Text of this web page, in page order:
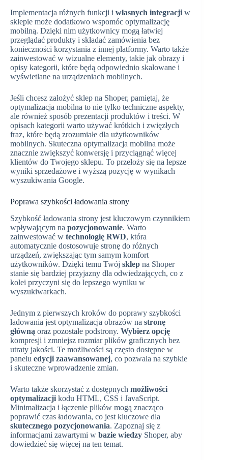
Implementacja różnych funkcji i własnych integracji w
sklepie może dodatkowo wspomóc optymalizację
mobilną. Dzięki nim użytkownicy mogą łatwiej
przeglądać produkty i składać zamówienia bez
konieczności korzystania z innej platformy. Warto także
zainwestować w wizualne elementy, takie jak obrazy i
opisy kategorii, które będą odpowiednio skalowane i
wyświetlane na urządzeniach mobilnych.
Jeśli chcesz założyć sklep na Shoper, pamiętaj, że
optymalizacja mobilna to nie tylko techniczne aspekty,
ale również sposób prezentacji produktów i treści. W
opisach kategorii warto używać krótkich i zwięzłych
fraz, które będą zrozumiałe dla użytkowników
mobilnych. Skuteczna optymalizacja mobilna może
znacznie zwiększyć konwersję i przyciągnąć więcej
klientów do Twojego sklepu. To przełoży się na lepsze
wyniki sprzedażowe i wyższą pozycję w wynikach
wyszukiwania Google.
Poprawa szybkości ładowania strony
Szybkość ładowania strony jest kluczowym czynnikiem
wpływającym na pozycjonowanie. Warto
zainwestować w technologię RWD, która
automatycznie dostosowuje stronę do różnych
urządzeń, zwiększając tym samym komfort
użytkowników. Dzięki temu Twój sklep na Shoper
stanie się bardziej przyjazny dla odwiedzających, co z
kolei przyczyni się do lepszego wyniku w
wyszukiwarkach.
Jednym z pierwszych kroków do poprawy szybkości
ładowania jest optymalizacja obrazów na stronę
główną oraz pozostałe podstrony. Wybierz opcję
kompresji i zmniejsz rozmiar plików graficznych bez
utraty jakości. Te możliwości są często dostępne w
panelu edycji zaawansowanej, co pozwala na szybkie
i skuteczne wprowadzenie zmian.
Warto także skorzystać z dostępnych możliwości
optymalizacji kodu HTML, CSS i JavaScript.
Minimalizacja i łączenie plików mogą znacząco
poprawić czas ładowania, co jest kluczowe dla
skutecznego pozycjonowania. Zapoznaj się z
informacjami zawartymi w bazie wiedzy Shoper, aby
dowiedzieć się więcej na ten temat.